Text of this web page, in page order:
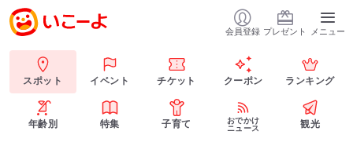
会員登録 プレゼント メニュー
スポット イベント チケット クーポン ランキング
年齢別 特集 子育て
おでかけ
ニュース
観光